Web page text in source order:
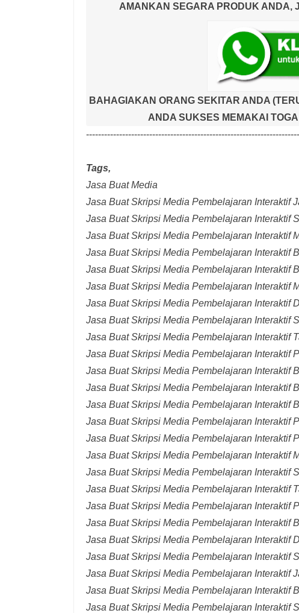
AMANKAN SEGARA PRODUK ANDA,
BAHAGIAKAN ORANG SEKITAR ANDA
ANDA SUKSES MEMAKAI
Tags,
Jasa Buat Media
Jasa Buat Skripsi Media Pembelajaran Interaktif
Jasa Buat Skripsi Media Pembelajaran Interaktif
Jasa Buat Skripsi Media Pembelajaran Interaktif
Jasa Buat Skripsi Media Pembelajaran Interaktif
Jasa Buat Skripsi Media Pembelajaran Interaktif
Jasa Buat Skripsi Media Pembelajaran Interaktif
Jasa Buat Skripsi Media Pembelajaran Interaktif
Jasa Buat Skripsi Media Pembelajaran Interaktif
Jasa Buat Skripsi Media Pembelajaran Interaktif
Jasa Buat Skripsi Media Pembelajaran Interaktif
Jasa Buat Skripsi Media Pembelajaran Interaktif
Jasa Buat Skripsi Media Pembelajaran Interaktif
Jasa Buat Skripsi Media Pembelajaran Interaktif
Jasa Buat Skripsi Media Pembelajaran Interaktif
Jasa Buat Skripsi Media Pembelajaran Interaktif
Jasa Buat Skripsi Media Pembelajaran Interaktif
Jasa Buat Skripsi Media Pembelajaran Interaktif
Jasa Buat Skripsi Media Pembelajaran Interaktif
Jasa Buat Skripsi Media Pembelajaran Interaktif
Jasa Buat Skripsi Media Pembelajaran Interaktif
Jasa Buat Skripsi Media Pembelajaran Interaktif
Jasa Buat Skripsi Media Pembelajaran Interaktif
Jasa Buat Skripsi Media Pembelajaran Interaktif
Jasa Buat Skripsi Media Pembelajaran Interaktif
Jasa Buat Skripsi Media Pembelajaran Interaktif